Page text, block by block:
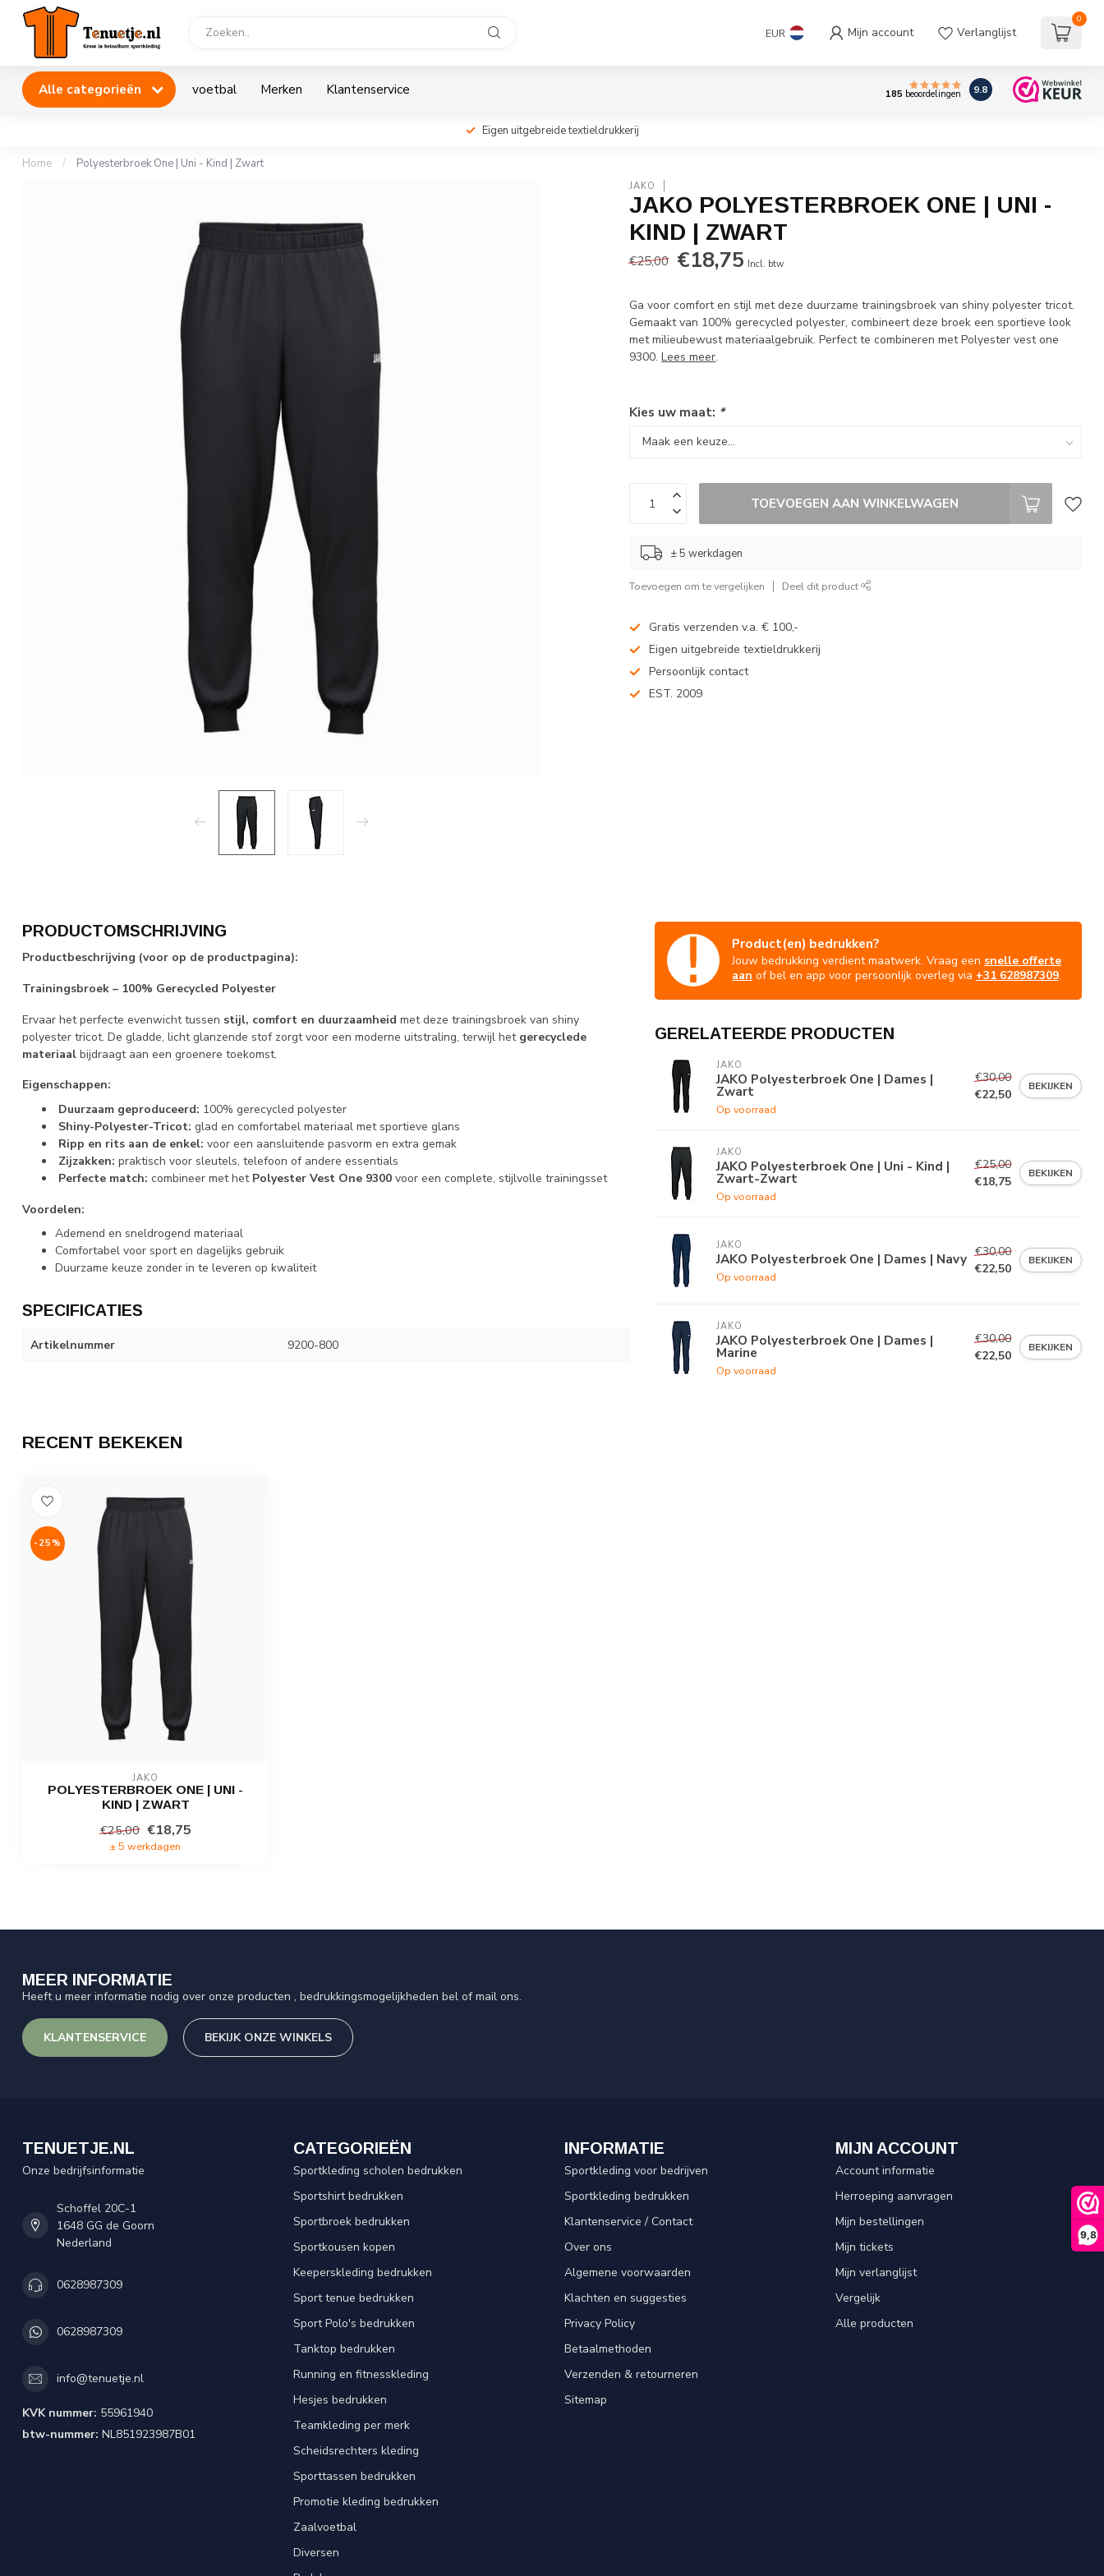
9,8
EUR Mijn account Verlanglijst
0
Alle categorieën voetbal Merken Klantenservice 185 beoordelingen 9.8
Eigen uitgebreide textieldrukkerij
Home / Polyesterbroek One | Uni - Kind | Zwart
JAKO
JAKO POLYESTERBROEK ONE | UNI -
KIND | ZWART
€25,00 €18,75 Incl. btw
Ga voor comfort en stijl met deze duurzame trainingsbroek van shiny polyester tricot.
Gemaakt van 100% gerecycled polyester, combineert deze broek een sportieve look
met milieubewust materiaalgebruik. Perfect te combineren met Polyester vest one
9300.Lees meer.
Kies uw maat: *
TOEVOEGEN AAN WINKELWAGEN
± 5 werkdagen
Toevoegen om te vergelijken Deel dit product
Gratis verzenden v.a. € 100,-
Eigen uitgebreide textieldrukkerij
Persoonlijk contact
EST. 2009
PRODUCTOMSCHRIJVING
Productbeschrijving (voor op de productpagina):
Trainingsbroek – 100% Gerecycled Polyester
Ervaar het perfecte evenwicht tussen stijl, comfort en duurzaamheid met deze trainingsbroek van shiny
polyester tricot. De gladde, licht glanzende stof zorgt voor een moderne uitstraling, terwijl het gerecyclede
materiaal bijdraagt aan een groenere toekomst.
Eigenschappen:
Duurzaam geproduceerd: 100% gerecycled polyester
Shiny-Polyester-Tricot: glad en comfortabel materiaal met sportieve glans
Ripp en rits aan de enkel: voor een aansluitende pasvorm en extra gemak
Zijzakken: praktisch voor sleutels, telefoon of andere essentials
Perfecte match: combineer met het Polyester Vest One 9300 voor een complete, stijlvolle trainingsset
Voordelen:
Ademend en sneldrogend materiaal
Comfortabel voor sport en dagelijks gebruik
Duurzame keuze zonder in te leveren op kwaliteit
SPECIFICATIES
Artikelnummer 9200-800
Product(en) bedrukken?
Jouw bedrukking verdient maatwerk. Vraag een snelle offerte
aan of bel en app voor persoonlijk overleg via +31 628987309.
GERELATEERDE PRODUCTEN
JAKO
JAKO Polyesterbroek One | Dames |
Zwart
Op voorraad
€30,00
€22,50
BEKIJKEN
JAKO
JAKO Polyesterbroek One | Uni - Kind |
Zwart-Zwart
Op voorraad
€25,00
€18,75
BEKIJKEN
JAKO
JAKO Polyesterbroek One | Dames | Navy
Op voorraad
€30,00
€22,50
BEKIJKEN
JAKO
JAKO Polyesterbroek One | Dames |
Marine
Op voorraad
€30,00
€22,50
BEKIJKEN
RECENT BEKEKEN
-25%
JAKO
POLYESTERBROEK ONE | UNI -
KIND | ZWART
€25,00 €18,75
± 5 werkdagen
MEER INFORMATIE
Heeft u meer informatie nodig over onze producten , bedrukkingsmogelijkheden bel of mail ons.
KLANTENSERVICE BEKIJK ONZE WINKELS
TENUETJE.NL
Onze bedrijfsinformatie
Schoffel 20C-1
1648 GG de Goorn
Nederland
0628987309
0628987309
info@tenuetje.nl
KVK nummer: 55961940
btw-nummer: NL851923987B01
CATEGORIEËN
Sportkleding scholen bedrukken
Sportshirt bedrukken
Sportbroek bedrukken
Sportkousen kopen
Keeperskleding bedrukken
Sport tenue bedrukken
Sport Polo's bedrukken
Tanktop bedrukken
Running en fitnesskleding
Hesjes bedrukken
Teamkleding per merk
Scheidsrechters kleding
Sporttassen bedrukken
Promotie kleding bedrukken
Zaalvoetbal
Diversen
INFORMATIE
Sportkleding voor bedrijven
Sportkleding bedrukken
Klantenservice / Contact
Over ons
Algemene voorwaarden
Klachten en suggesties
Privacy Policy
Betaalmethoden
Verzenden & retourneren
Sitemap
MIJN ACCOUNT
Account informatie
Herroeping aanvragen
Mijn bestellingen
Mijn tickets
Mijn verlanglijst
Vergelijk
Alle producten